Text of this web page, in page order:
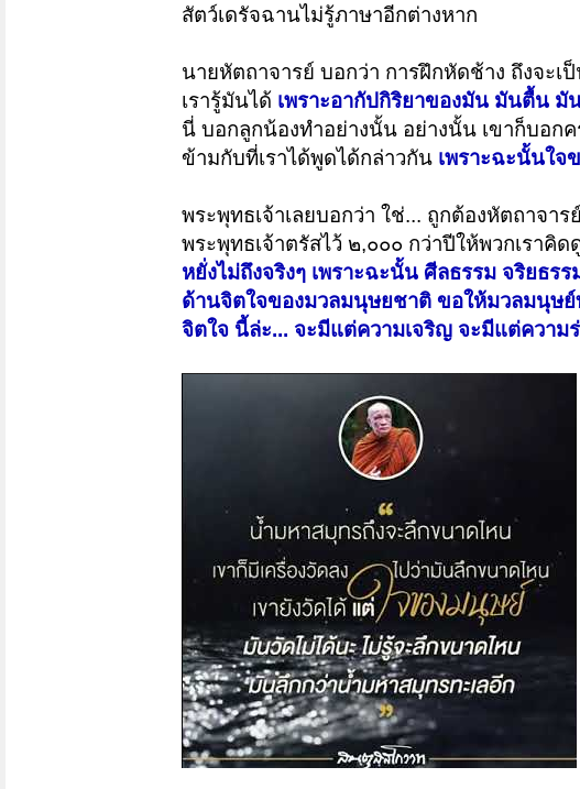
สัตว์เดรัจฉานไม่รู้ภาษาอีกต่างหาก
นายหัตถาจารย์ บอกว่า การฝึกหัดช้าง ถึงจะ
เรารู้มันได้ เพราะอากัปกิริยาของมัน มันตื้น
นี่ บอกลูกน้องทำอย่างนั้น อย่างนั้น เขาก็บอก
ข้ามกับที่เราได้พูดได้กล่าวกัน เพราะฉะนั้นใจ
พระพุทธเจ้าเลยบอกว่า ใช่... ถูกต้องหัตถาจารย์
พระพุทธเจ้าตรัสไว้ ๒,๐๐๐ กว่าปีให้พวกเราคิ
หยั่งไม่ถึงจริงๆ เพราะฉะนั้น ศีลธรรม จริยธร
ด้านจิตใจของมวลมนุษยชาติ ขอให้มวลมนุษ
จิตใจ นี้ล่ะ... จะมีแต่ความเจริญ จะมีแต่ความ